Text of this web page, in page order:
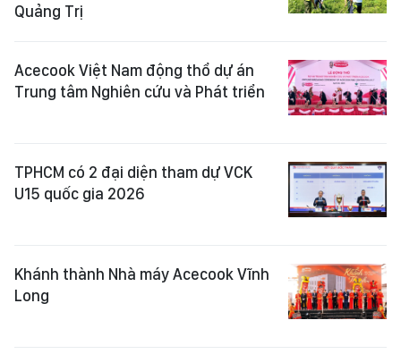
Quảng Trị
Acecook Việt Nam động thổ dự án
Trung tâm Nghiên cứu và Phát triển
TPHCM có 2 đại diện tham dự VCK
U15 quốc gia 2026
Khánh thành Nhà máy Acecook Vĩnh
Long